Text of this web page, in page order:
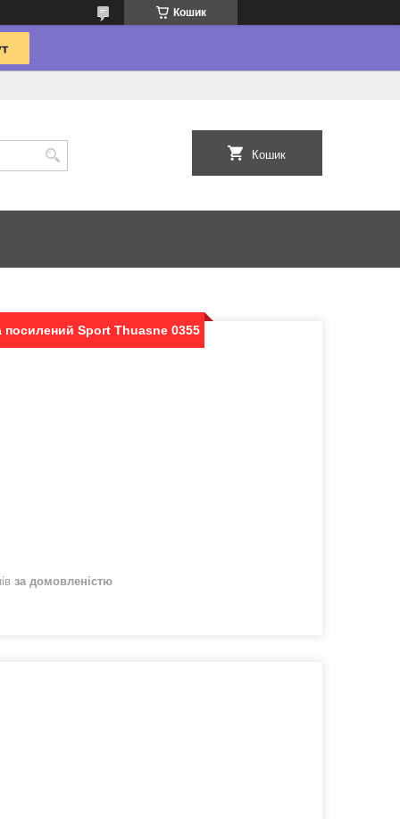
Кошик
Кошик
посилений Sport Thuasne 0355
за домовленістю